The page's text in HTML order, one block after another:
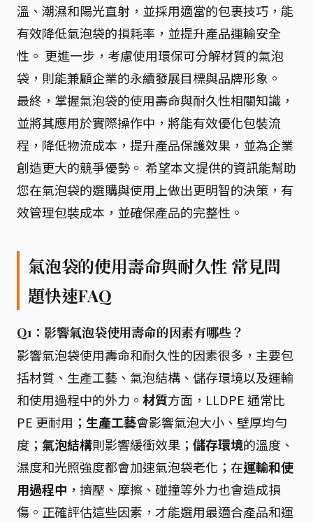
溫、潮濕和陽光直射，並採用適當的包裹技巧，能
有效降低氣泡袋的損耗率，並提升產品運輸安全
性。 更進一步，考慮使用環保可分解材質的氣泡
袋，則能兼顧企業的永續發展目標與品牌形象。
最終，掌握氣泡袋的使用壽命與耐久性相關知識，
並將其應用於實際操作中，將能有效優化包裝流
程，降低物流成本，提升產品保護效果，並為企業
創造更大的競爭優勢。 希望本文提供的資訊能幫助
您在氣泡袋的選購與使用上做出更明智的決策，有
效管理包裝成本，並確保產品的完整性。
氣泡袋的使用壽命與耐久性 常見問
題快速FAQ
Q1：影響氣泡袋使用壽命的因素有哪些？
影響氣泡袋使用壽命和耐久性的因素很多，主要包
括材質、生產工藝、氣泡結構、儲存環境以及運輸
和使用過程中的外力。 材質方面，LLDPE 通常比
PE 更耐用； 生產工藝會影響氣泡大小、壁厚均勻
度； 氣泡結構則影響緩衝效果； 儲存環境的溫度、
濕度和光照強度都會加速氣泡袋老化；在運輸和使
用過程中 ，擠壓、摩擦、碰撞等外力也會造成損
傷。正確評估這些因素，才能選用最適合產品和運